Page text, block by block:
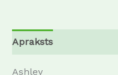
Apraksts
Ashley